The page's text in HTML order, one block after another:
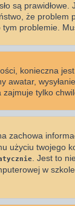
są prawidłowe.
że problem
problemie.
konieczna
awatar,
tylko
zachowa
użyciu twojego
. Jest to
w